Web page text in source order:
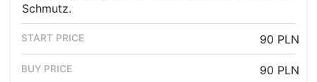
Schmutz.
90 PLN
90 PLN